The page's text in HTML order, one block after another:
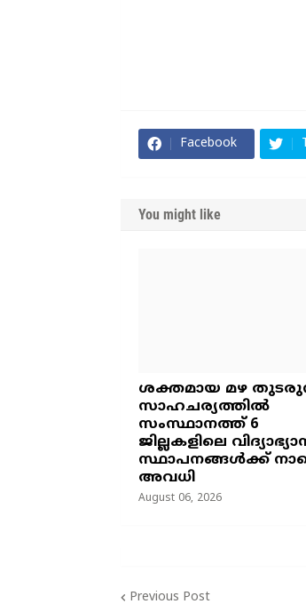
Facebook
You might like
ശക്തമായ മഴ
സാഹചര്യത്തിൽ
സംസ്ഥാനത്ത് 6
ജില്ലകളിലെ
സ്ഥാപനങ്ങൾക്ക്
അവധി
August 06, 2026
Previous Post